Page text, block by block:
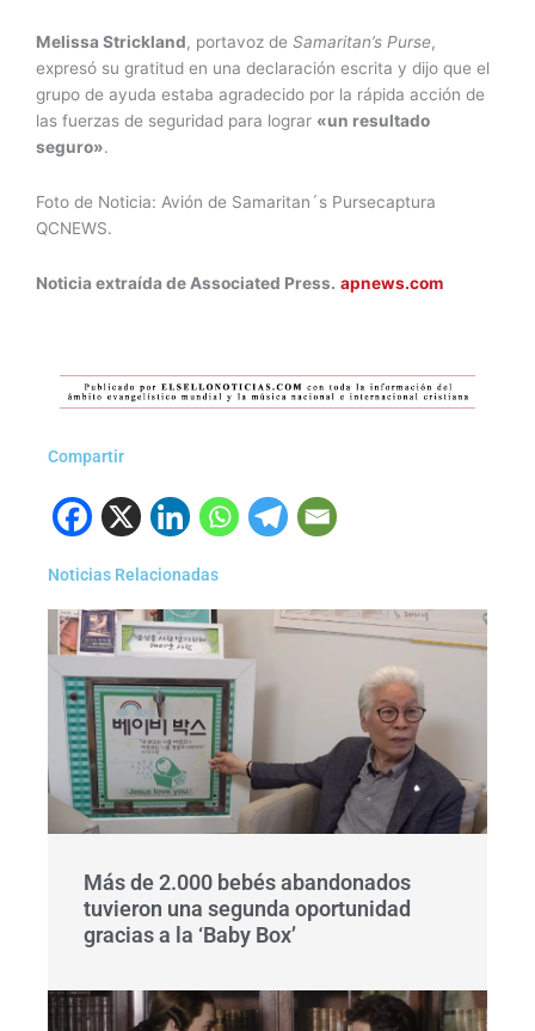
Melissa Strickland, portavoz de Samaritan’s Purse,
expresó su gratitud en una declaración escrita y dijo que el
grupo de ayuda estaba agradecido por la rápida acción de
las fuerzas de seguridad para lograr «un resultado
seguro».
Foto de Noticia: Avión de Samaritan´s Pursecaptura
QCNEWS.
Noticia extraída de Associated Press. apnews.com
Compartir
Noticias Relacionadas
Más de 2.000 bebés abandonados
tuvieron una segunda oportunidad
gracias a la ‘Baby Box’